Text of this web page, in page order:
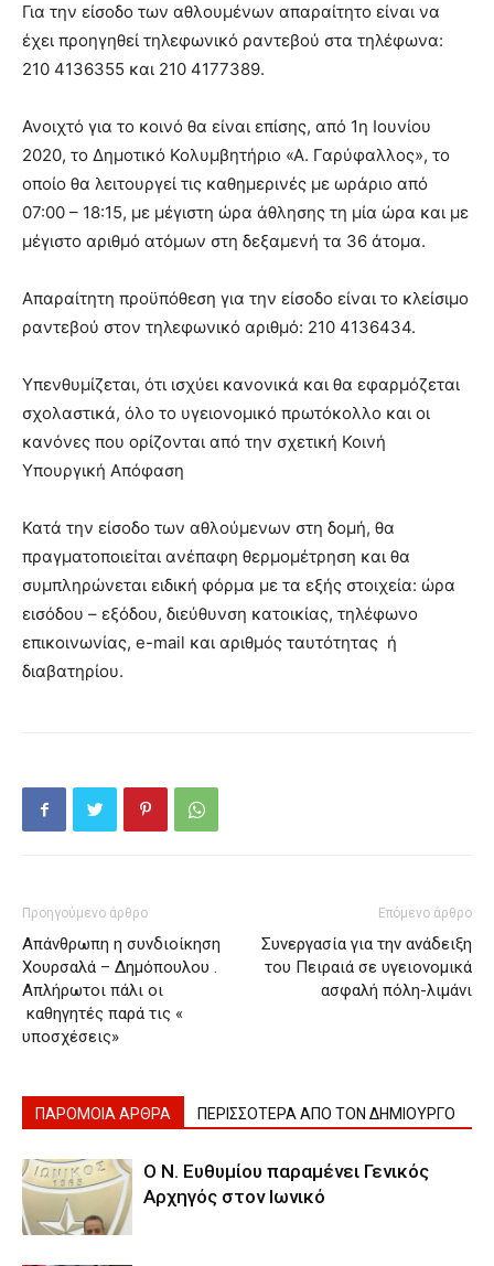
Για την είσοδο των αθλουμένων απαραίτητο είναι να
έχει προηγηθεί τηλεφωνικό ραντεβού στα τηλέφωνα:
210 4136355 και 210 4177389.
Ανοιχτό για το κοινό θα είναι επίσης, από 1η Ιουνίου
2020, το Δημοτικό Κολυμβητήριο «Α. Γαρύφαλλος», το
οποίο θα λειτουργεί τις καθημερινές με ωράριο από
07:00 – 18:15, με μέγιστη ώρα άθλησης τη μία ώρα και με
μέγιστο αριθμό ατόμων στη δεξαμενή τα 36 άτομα.
Απαραίτητη προϋπόθεση για την είσοδο είναι το κλείσιμο
ραντεβού στον τηλεφωνικό αριθμό: 210 4136434.
Υπενθυμίζεται, ότι ισχύει κανονικά και θα εφαρμόζεται
σχολαστικά, όλο το υγειονομικό πρωτόκολλο και οι
κανόνες που ορίζονται από την σχετική Κοινή
Υπουργική Απόφαση
Κατά την είσοδο των αθλούμενων στη δομή, θα
πραγματοποιείται ανέπαφη θερμομέτρηση και θα
συμπληρώνεται ειδική φόρμα με τα εξής στοιχεία: ώρα
εισόδου – εξόδου, διεύθυνση κατοικίας, τηλέφωνο
επικοινωνίας, e-mail και αριθμός ταυτότητας ή
διαβατηρίου.
Προηγούμενο άρθρο
Απάνθρωπη η συνδιοίκηση
Χουρσαλά – Δημόπουλου .
Απλήρωτοι πάλι οι
καθηγητές παρά τις «
υποσχέσεις»
Επόμενο άρθρο
Συνεργασία για την ανάδειξη
του Πειραιά σε υγειονομικά
ασφαλή πόλη-λιμάνι
ΠΑΡΟΜΟΙΑ ΑΡΘΡΑ ΠΕΡΙΣΣΟΤΕΡΑ ΑΠΟ ΤΟΝ ΔΗΜΙΟΥΡΓΟ
Ο Ν. Ευθυμίου παραμένει Γενικός
Αρχηγός στον Ιωνικό